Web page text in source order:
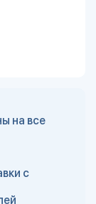
на все
с